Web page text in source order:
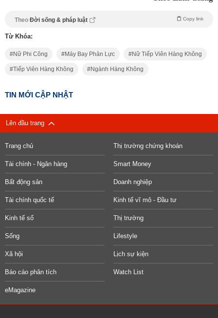
Theo Đời sống & pháp luật Copy link
Từ Khóa:
Nữ Phi Công Máy Bay Phản Lực Nữ Tiếp Viên Hàng Không
Tiếp Viên Hàng Không Ngành Hàng Không
TIN MỚI CẬP NHẬT
Lên đầu trang
Trang chủ Thị trường chứng khoán
Tài chính - Ngân hàng Smart Money
Bất động sản Doanh nghiệp
Tài chính quốc tế Kinh tế vĩ mô - Đầu tư
Kinh tế số Thị trường
Sống Lifestyle
Xã hội Lịch sự kiện
Báo cáo phân tích Watch List
eMagazine